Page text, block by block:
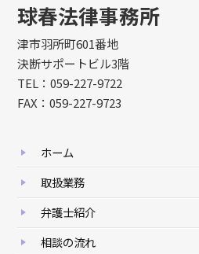
球春法律事務所
津市羽所町601番地
決断サポートビル3階
TEL：059-227-9722
FAX：059-227-9723
ホーム
取扱業務
弁護士紹介
相談の流れ